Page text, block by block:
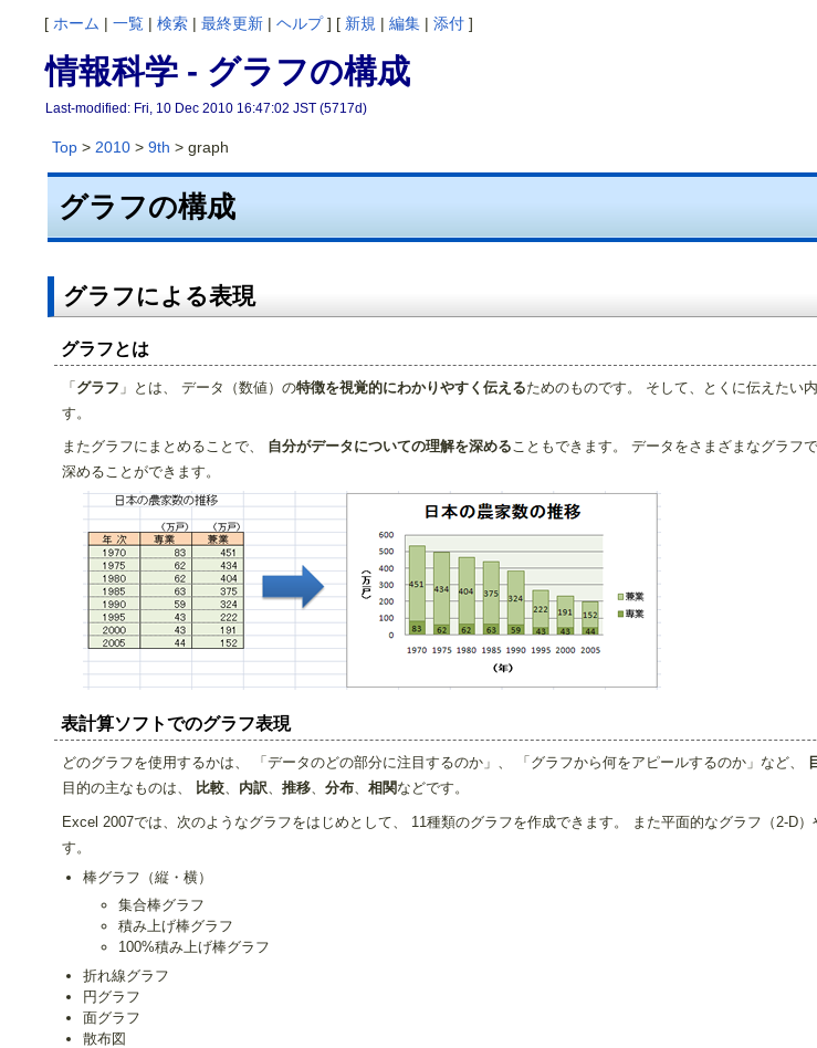
[ ホーム | 一覧| 検索| 最終更新| ヘルプ] [ 新規 | 編集| 添付]
情報科学 - グラフの構成
Last-modified: Fri, 10 Dec 2010 16:47:02 JST (5717d)
Top> 2010> 9th > graph
グラフの構成
グラフによる表現
グラフとは
「グラフ 」とは、 データ（数値）の特徴を視覚的にわかりやすく伝えるためのものです。 そして、とくに伝えたい
す。
またグラフにまとめることで、 自分がデータについての理解を深めることもできます。 データをさまざまなグラフ
深めることができます。
表計算ソフトでのグラフ表現
どのグラフを使用するかは、 「データのどの部分に注目するのか」、 「グラフから何をアピールするのか」など、
目的の主なものは、
比較、 内訳 推移、 分布、 相関などです。
Excel 2007では、次のようなグラフをはじめとして、 11種類のグラフを作成できます。 また平面的なグラフ（2-D
す。
棒グラフ（縦・横）
集合棒グラフ
積み上げ棒グラフ
100%積み上げ棒グラフ
折れ線グラフ
円グラフ
面グラフ
散布図